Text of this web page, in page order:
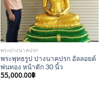
พระปางนาคปรก
พระพุทธรูป ปางนาคปรก อัลลอยด์
พ่นทอง หน้าตัก 30 นิ้ว
55,000.00฿